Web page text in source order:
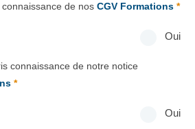
de nos CGV Formations *
Oui
connaissance de notre notice
*
Oui